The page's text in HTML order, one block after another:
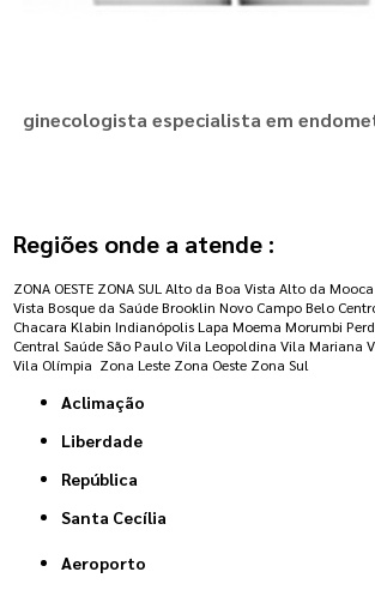
ginecologista especialista em
Regiões onde a atende :
ZONA OESTE ZONA SUL Alto da Boa Vista Alto da Mooca
Vista Bosque da Saúde Brooklin Novo Campo Belo
Chacara Klabin Indianópolis Lapa Moema Morumbi
Central Saúde São Paulo Vila Leopoldina Vila Mariana
Vila Olímpia Zona Leste Zona Oeste Zona Sul
Aclimação
Liberdade
República
Santa Cecília
Aeroporto